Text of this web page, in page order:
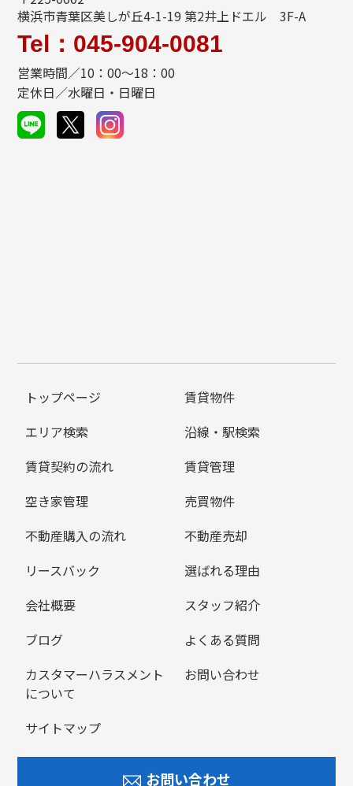
横浜市青葉区美しが丘4-1-19 第2井上ドエル 3F-A
Tel：045-904-0081
営業時間／10：00～18：00
定休日／水曜日・日曜日
トップページ
賃貸物件
エリア検索
沿線・駅検索
賃貸契約の流れ
賃貸管理
空き家管理
売買物件
不動産購入の流れ
不動産売却
リースバック
選ばれる理由
会社概要
スタッフ紹介
ブログ
よくある質問
カスタマーハラスメント
について
お問い合わせ
サイトマップ
お問い合わせ